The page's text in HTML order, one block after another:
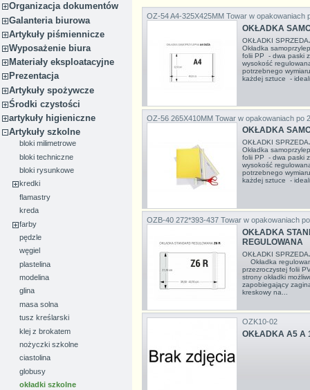
Organizacja dokumentów
Galanteria biurowa
Artykuły piśmiennicze
Wyposażenie biura
Materiały eksploatacyjne
Prezentacja
Artykuły spożywcze
Środki czystości
artykuły higieniczne
Artykuły szkolne
bloki milimetrowe
bloki techniczne
bloki rysunkowe
kredki
flamastry
kreda
farby
pędzle
węgiel
plastelina
modelina
glina
masa solna
tusz kreślarski
klej z brokatem
nożyczki szkolne
ciastolina
globusy
okładki szkolne
OZ-54 A4-325X425MM Towar w opakowaniach
OKŁADKA
OKŁADKI
Okładka
folii PP - dwa paski
wysokość
potrzebnego
każdej sztuce -
OZ-56 265X410MM Towar w opakowaniach po
OKŁADKA
OKŁADKI
Okładka
folii PP - dwa paski
wysokość
potrzebnego
każdej sztuce -
OZB-40 272*393-437 Towar w opakowaniach
OKŁADKA
REGULOWANA
OKŁADKI
Okładka
przezroczystej folii
strony okładki
zapobiegający
kreskowy na...
OZK10-02
OKŁADKA A5 A